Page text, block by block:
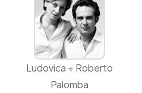
Ludovica + Roberto
Palomba